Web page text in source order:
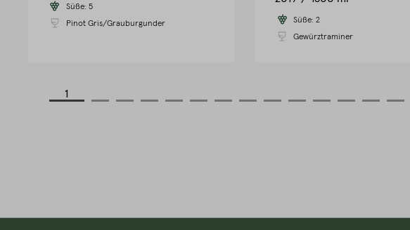
1
Süße: 5
Pinot Gris/Grauburgunder
Süße:2
Gewürztraminer